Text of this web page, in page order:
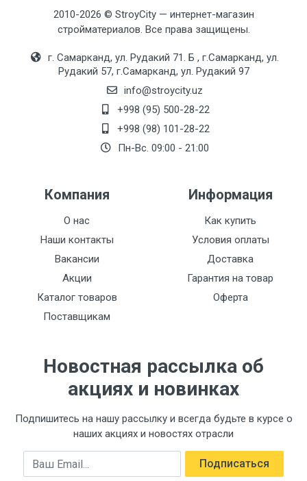
2010-2026 © StroyCity — интернет-магазин
стройматериалов. Все права защищены.
г. Самарканд, ул. Рудакий 71. Б , г.Самарканд, ул.
Рудакий 57, г.Самарканд, ул. Рудакий 97
info@stroycity.uz
+998 (95) 500-28-22
+998 (98) 101-28-22
Пн-Вс. 09:00 - 21:00
Компания
О нас
Наши контакты
Вакансии
Акции
Каталог товаров
Поставщикам
Информация
Как купить
Условия оплаты
Доставка
Гарантия на товар
Оферта
Новостная рассылка об
акциях и новинках
Подпишитесь на нашу рассылку и всегда будьте в курсе о
наших акциях и новостях отрасли
Email Подписаться